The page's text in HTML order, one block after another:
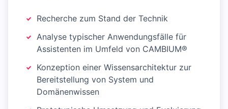
Recherche zum Stand der Technik
Analyse typischer Anwendungsfälle für
Assistenten im Umfeld von CAMBIUM®
Konzeption einer Wissensarchitektur zur
Bereitstellung von System und
Domänenwissen